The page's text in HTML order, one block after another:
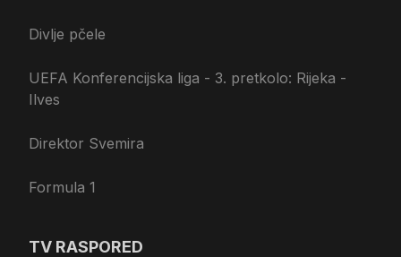
Divlje pčele
UEFA Konferencijska liga - 3. pretkolo: Rijeka -
Ilves
Direktor Svemira
Formula 1
TV RASPORED